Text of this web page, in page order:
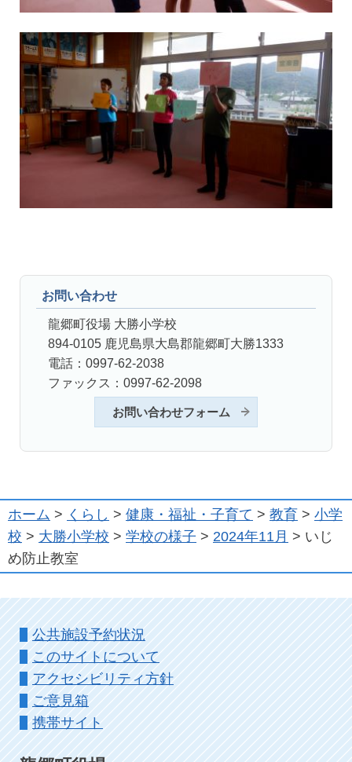
お問い合わせ
龍郷町役場 大勝小学校
894-0105 鹿児島県大島郡龍郷町大勝1333
電話：0997-62-2038
ファックス：0997-62-2098
お問い合わせフォーム
ホーム > くらし > 健康・福祉・子育て > 教育 > 小学
校 > 大勝小学校 > 学校の様子 > 2024年11月 > いじ
め防止教室
公共施設予約状況
このサイトについて
アクセシビリティ方針
ご意見箱
携帯サイト